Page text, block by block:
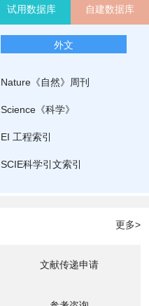
试用数据库 自建数据库
外文
Nature《自然》周刊
Science《科学》
EI 工程索引
SCIE科学引文索引
更多>
文献传递申请